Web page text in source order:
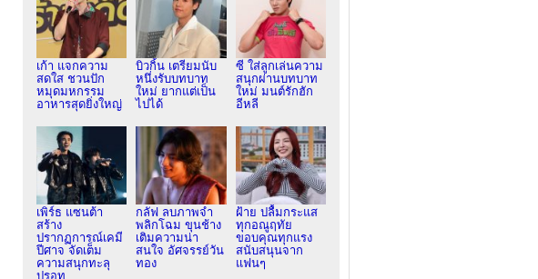
เก้า แจกความ
สดใส ชวนปัก
หมุดมหกรรม
อาหารสุดยิ่งใหญ่
บิวกิ้น เตรียมนับ
หนึ่งรับบทบาท
ใหม่ ยากแต่เป็น
ไปได้
ซี ใส่ลูกเล่นความ
สนุกผ่านบทบาท
ใหม่ มนต์รักฮัก
อีหลี
เพิร์ธ แซนต้า
สร้าง
ปรากฏการณ์เคมี
ปีศาจ จัดเต็ม
ความสนุกทะลุ
ปรอท
กลัฟ ลบภาพจำ
พลิกโฉม ขุนช้าง
เติมความน่า
สนใจ อัศจรรย์วัน
ทอง
ฝ้าย ปลื้มกระแส
ทุกอณูฤทัย
ขอบคุณทุกแรง
สนับสนุนจาก
แฟนๆ